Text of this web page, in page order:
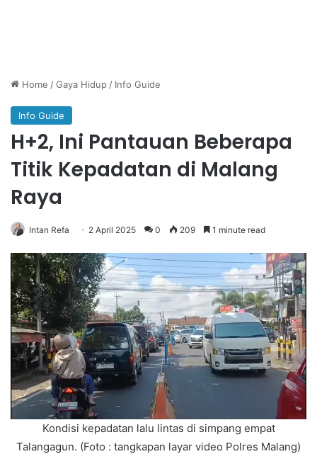
Home /Gaya Hidup / Info Guide
Info Guide
H+2, Ini Pantauan Beberapa
Titik Kepadatan di Malang
Raya
Intan Refa 2 April 2025 0 209 1 minute read
Kondisi kepadatan lalu lintas di simpang empat
Talangagun. (Foto : tangkapan layar video Polres Malang)